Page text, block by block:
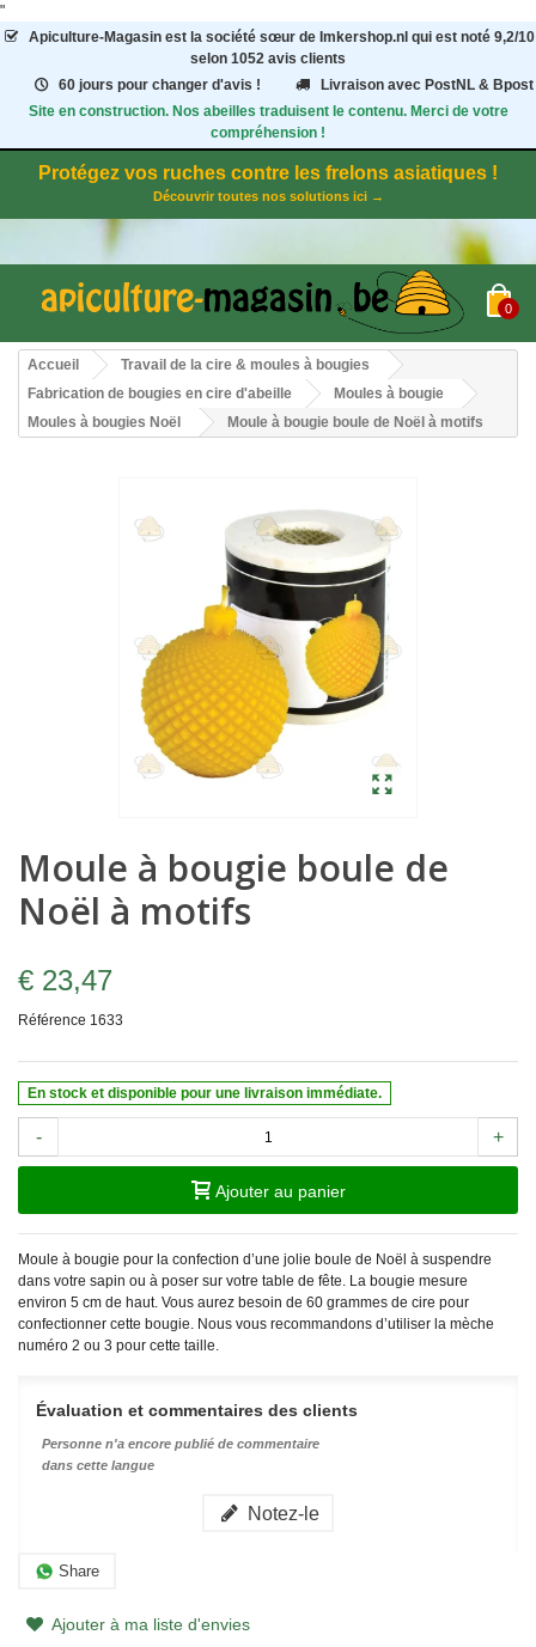
"
Apiculture-Magasinest la société sœur de Imkershop.nl qui est noté 9,2/10
selon 1052 avis clients
60 jours pour changer d'avis !
Livraison avec PostNL & Bpost
Site en construction. Nos abeilles traduisent le contenu. Merci de votre
compréhension !
Protégez vos ruches contre les frelons asiatiques !
Découvrir toutes nos solutions ici →
0
Accueil
Travail de la cire & moules à bougies
Fabrication de bougies en cire d'abeille
Moules à bougie
Moules à bougies Noël
Moule à bougie boule de Noël à motifs
Moule à bougie boule de
Noël à motifs
€ 23,47
Référence 1633
En stock et disponible pour une livraison immédiate.
- +
Ajouter au panier
Moule à bougie pour la confection d’une jolie boule de Noël à suspendre
dans votre sapin ou à poser sur votre table de fête. La bougie mesure
environ 5 cm de haut. Vous aurez besoin de 60 grammes de cire pour
confectionner cette bougie. Nous vous recommandons d’utiliser la mèche
numéro 2 ou 3 pour cette taille.
Évaluation et commentaires des clients
Personne n'a encore publié de commentaire
dans cette langue
Notez-le
Share
Ajouter à ma liste d'envies